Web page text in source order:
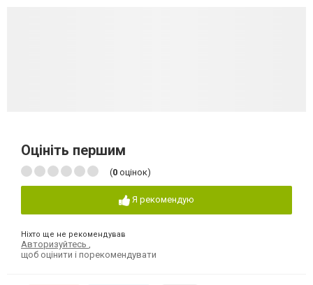
Оцініть першим
(0 оцінок)
Я рекомендую
Ніхто ще не рекомендував
Авторизуйтесь
щоб оцінити і порекомендувати